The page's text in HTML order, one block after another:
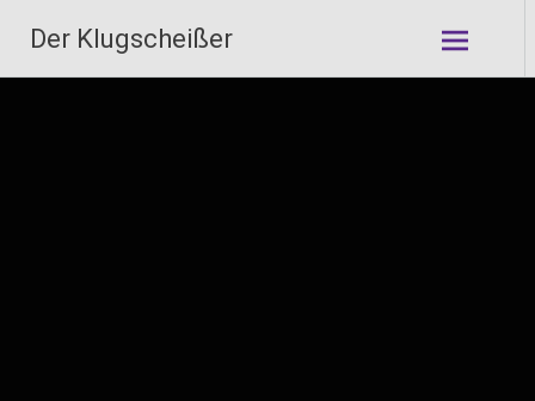
Inhalt
springen
Der Klugscheißer